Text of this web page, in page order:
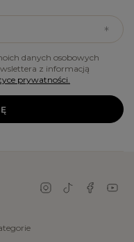
danych osobowych
z informacją
prywatności.